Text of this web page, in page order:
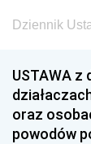
Dziennik
USTAWA z
oraz
powodów